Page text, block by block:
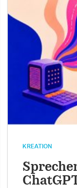
KREATION